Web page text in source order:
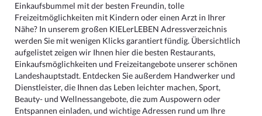
Einkaufsbummel mit der besten Freundin, tolle
Freizeitmöglichkeiten mit Kindern oder einen Arzt in Ihrer
Nähe? In unserem großen KIELerLEBEN Adressverzeichnis
werden Sie mit wenigen Klicks garantiert fündig. Übersichtlich
aufgelistet zeigen wir Ihnen hier die besten Restaurants,
Einkaufsmöglichkeiten und Freizeitangebote unserer schönen
Landeshauptstadt. Entdecken Sie außerdem Handwerker und
Dienstleister, die Ihnen das Leben leichter machen, Sport,
Beauty- und Wellnessangebote, die zum Auspowern oder
Entspannen einladen, und wichtige Adressen rund um Ihre